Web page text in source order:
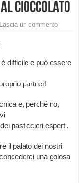
cioccolato
Lascia un commento
è difficile e può essere
partner!
e, perché no,
pasticcieri esperti.
il palato dei nostri
una golosa